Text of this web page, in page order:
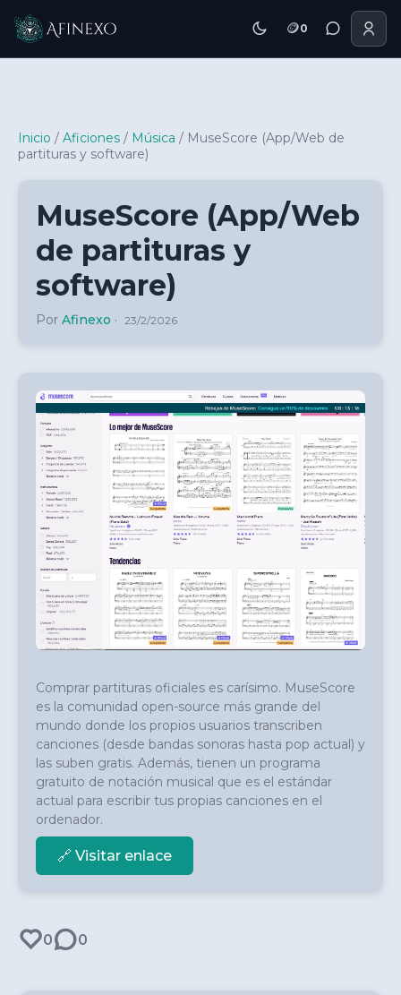
Inicio Afinexo 🪙0
Inicio / Aficiones / Música / MuseScore (App/Web de
partituras y software)
MuseScore (App/Web
de partituras y
software)
Por Afinexo · 23/2/2026
Comprar partituras oficiales es carísimo. MuseScore
es la comunidad open-source más grande del
mundo donde los propios usuarios transcriben
canciones (desde bandas sonoras hasta pop actual) y
las suben gratis. Además, tienen un programa
gratuito de notación musical que es el estándar
actual para escribir tus propias canciones en el
ordenador.
🔗 Visitar enlace
0 0